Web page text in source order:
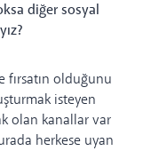
diğer sosyal
fırsatın olduğunu
isteyen
olan kanallar var
herkese uyan